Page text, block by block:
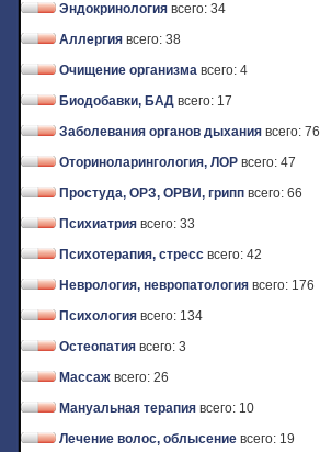
Эндокринология всего: 34
Аллергия всего: 38
Очищение организма всего: 4
Биодобавки, БАД всего: 17
Заболевания органов дыхания всего: 76
Оториноларингология, ЛОР всего: 47
Простуда, ОРЗ, ОРВИ, грипп всего: 66
Психиатрия всего: 33
Психотерапия, стресс всего: 42
Неврология, невропатология всего: 176
Психология всего: 134
Остеопатия всего: 3
Массаж всего: 26
Мануальная терапия всего: 10
Лечение волос, облысение всего: 19